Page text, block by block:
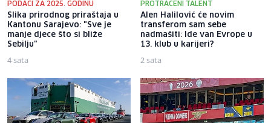
PODACI ZA 2025. GODINU
Slika prirodnog priraštaja u
Kantonu Sarajevo: "Sve je
manje djece što si bliže
Sebilju"
4 sata
PROTRAĆENI TALENT
Alen Halilović će novim
transferom sam sebe
nadmašiti: Ide van Evrope u
13. klub u karijeri?
2 sata